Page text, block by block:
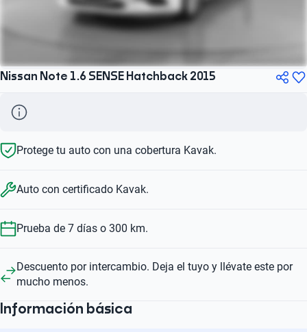
Nissan Note 1.6 SENSE Hatchback 2015
Protege tu auto con una cobertura Kavak.
Auto con certificado Kavak.
Prueba de 7 días o 300 km.
Descuento por intercambio. Deja el tuyo y llévate este por
mucho menos.
Información básica